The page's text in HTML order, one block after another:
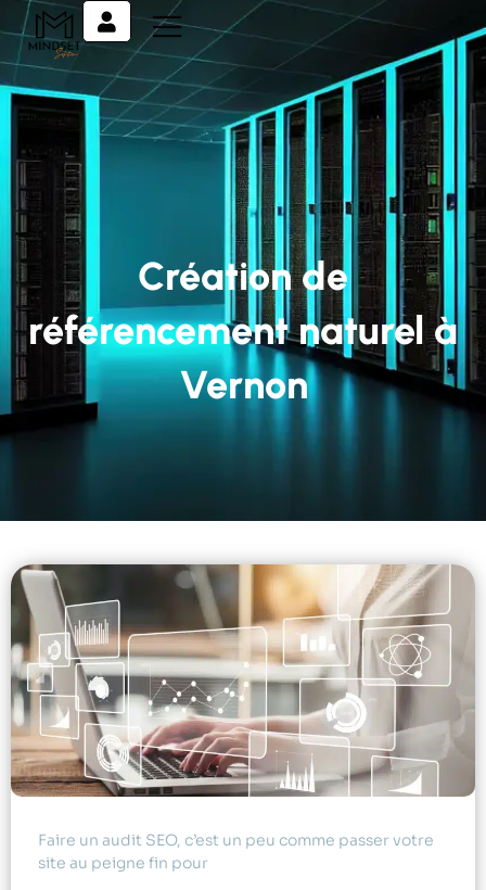
Création de
référencement naturel à
Vernon
Faire un audit SEO, c’est un peu comme passer votre
site au peigne fin pour